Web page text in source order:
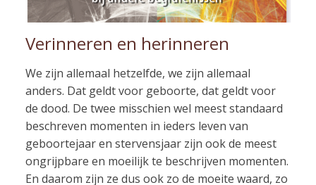
Verinneren en herinneren
We zijn allemaal hetzelfde, we zijn allemaal
anders. Dat geldt voor geboorte, dat geldt voor
de dood. De twee misschien wel meest standaard
beschreven momenten in ieders leven van
geboortejaar en stervensjaar zijn ook de meest
ongrijpbare en moeilijk te beschrijven momenten.
En daarom zijn ze dus ook zo de moeite waard, zo